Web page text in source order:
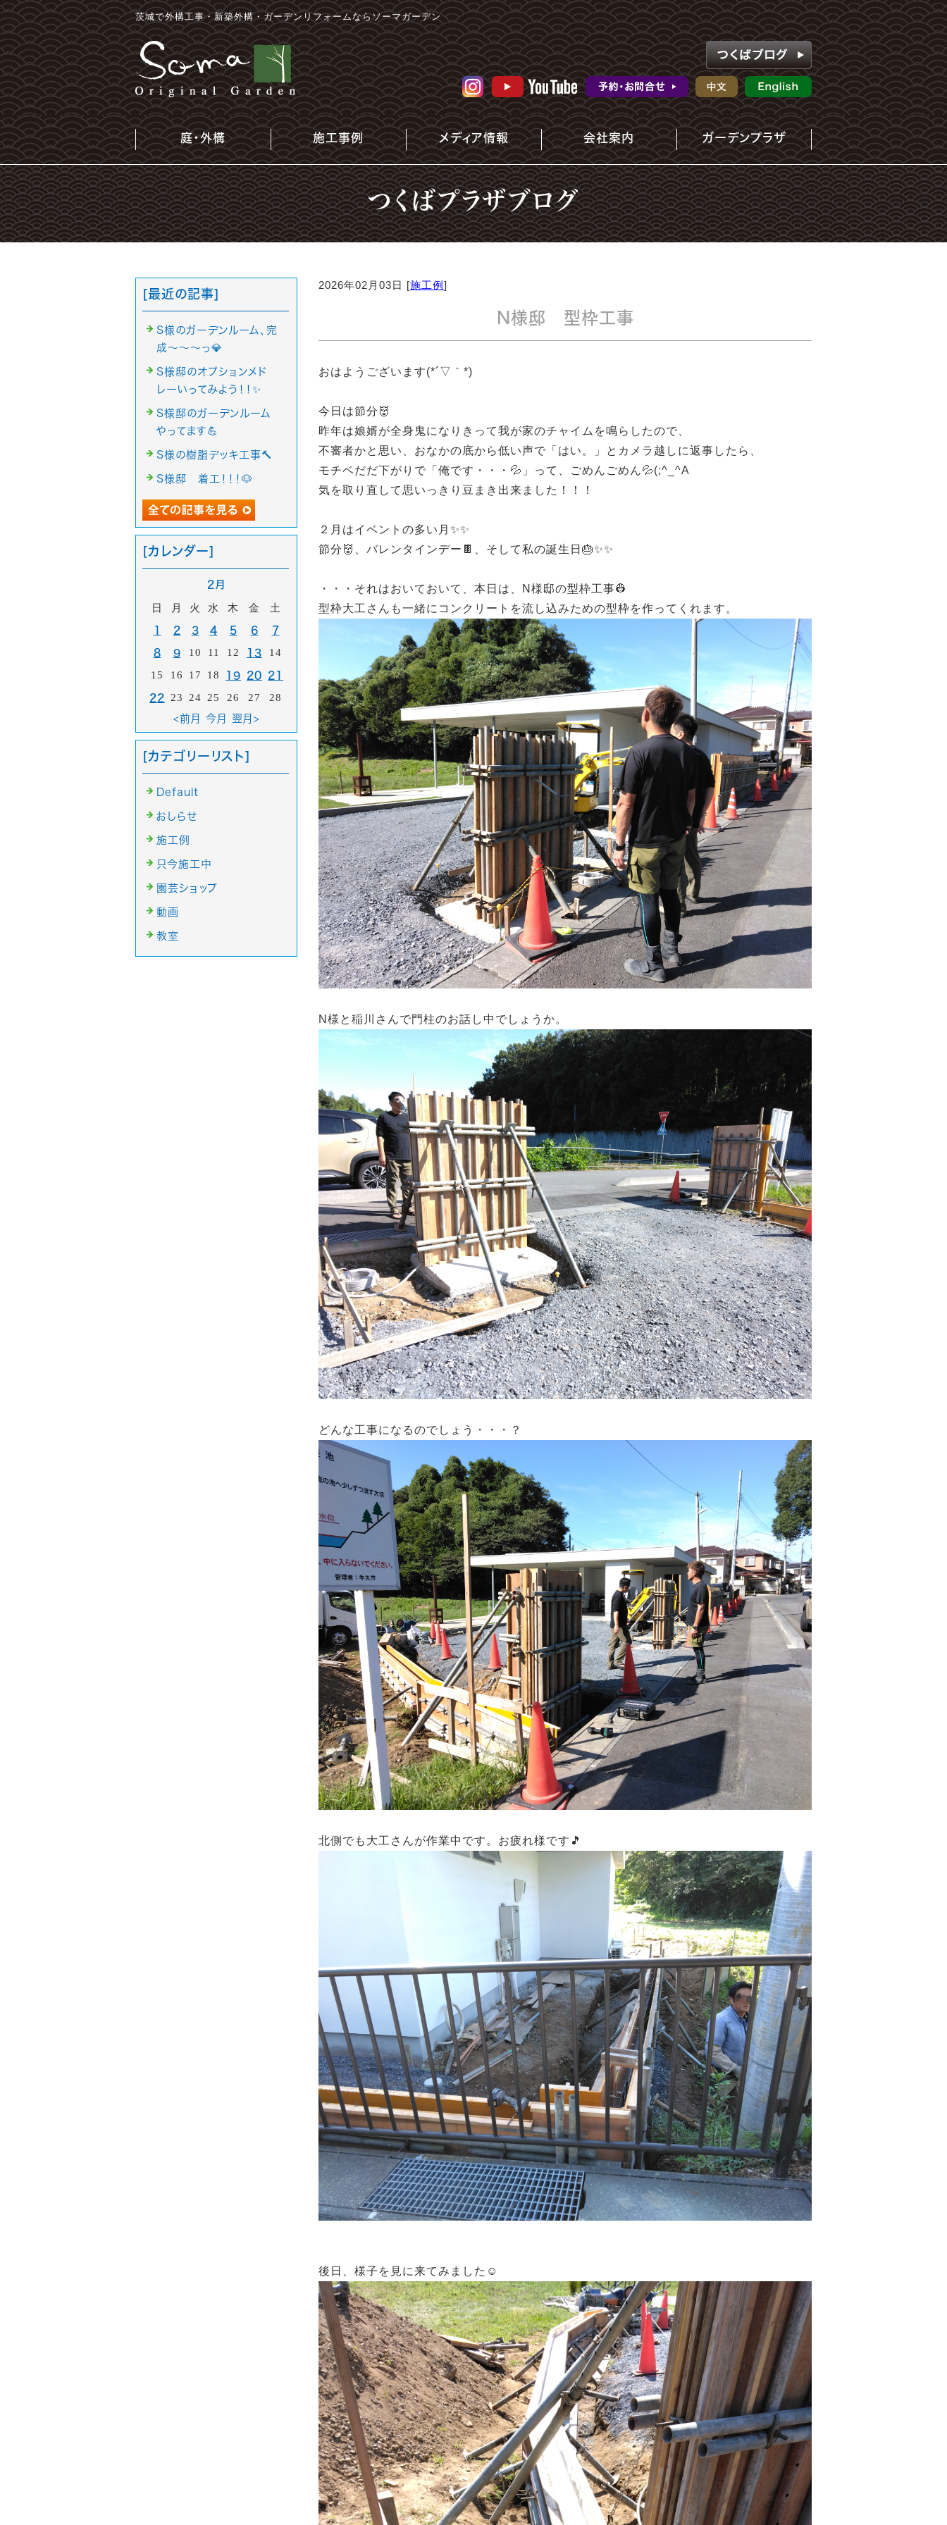
茨城で外構工事・新築外構・ガーデンリフォームならソーマガーデン
庭・外構 施工事例 メディア情報 会社案内 ガーデンプラザ
つくばプラザブログ
2026年02月03日 [施工例]
N様邸 型枠工事
おはようございます(*´▽｀*)
今日は節分👹
昨年は娘婿が全身鬼になりきって我が家のチャイムを鳴らしたので、
不審者かと思い、おなかの底から低い声で「はい。」とカメラ越しに返事したら、
モチベだだ下がりで「俺です・・・💦」って、ごめんごめん💦(;^_^A
気を取り直して思いっきり豆まき出来ました！！！
２月はイベントの多い月✨✨
節分👹、バレンタインデー🍫、そして私の誕生日🎂✨✨
・・・それはおいておいて、本日は、N様邸の型枠工事👷
型枠大工さんも一緒にコンクリートを流し込みための型枠を作ってくれます。
N様と稲川さんで門柱のお話し中でしょうか。
どんな工事になるのでしょう・・・？
北側でも大工さんが作業中です。お疲れ様です🎵
後日、様子を見に来てみました☺
[最近の記事]
S様のガーデンルーム、完
成～～～っ💎
S様邸のオプションメド
レーいってみよう！！✨
S様邸のガーデンルーム
やってます💪
S様の樹脂デッキ工事🔨
S様邸 着工！！！🐶
[カレンダー]
2月
日 月 火 水 木 金 土
1 2 3 4 5 6 7
8 9 10 11 12 13
14
15
16 17 18 19 20 21
22 23 24 25 26 27 28
<前月 今月 翌月>
[カテゴリーリスト]
Default
おしらせ
施工例
只今施工中
園芸ショップ
動画
教室